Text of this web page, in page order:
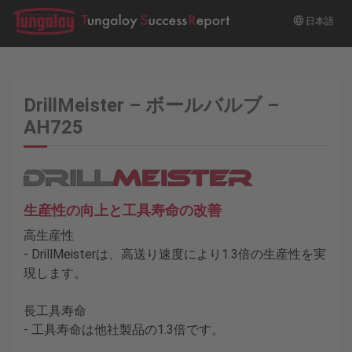
日本語
DrillMeister – ボールバルブ –
AH725
生産性の向上と工具寿命の改善
高生産性
- DrillMeisterは、高送り速度により1.3倍の生産性を実
現します。
長工具寿命
- 工具寿命は他社製品の1.3倍です。